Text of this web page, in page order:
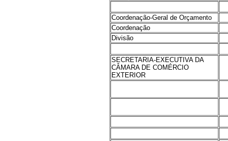
Coordenação-Geral de Orçamento
Coordenação
Divisão
SECRETARIA-EXECUTIVA DA
CÂMARA DE COMÉRCIO
EXTERIOR